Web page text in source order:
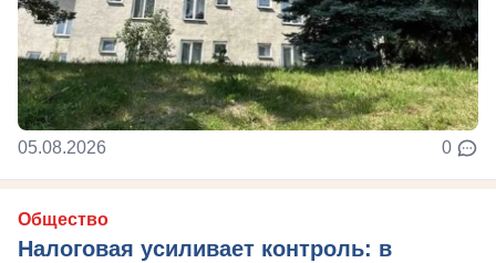
05.08.2026 0
Общество
Налоговая усиливает контроль: в